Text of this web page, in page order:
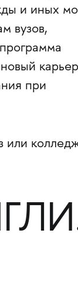
и иных
вузов,
при
или